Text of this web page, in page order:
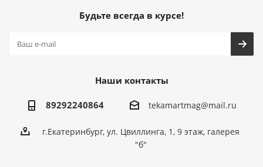
Будьте всегда в курсе!
Наши контакты
89292240864 tekamartmag@mail.ru
г.Екатеринбург, ул. Цвиллинга, 1, 9 этаж, галерея
"б"